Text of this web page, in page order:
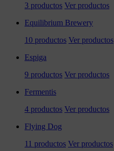
3 productos Ver productos
Equilibrium Brewery
10 productos Ver productos
Espiga
9 productos Ver productos
Fermentis
4 productos Ver productos
Flying Dog
11 productos Ver productos